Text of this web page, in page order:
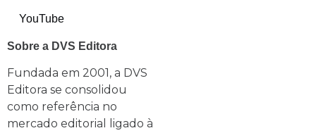
YouTube
Sobre a DVS Editora
Fundada em 2001, a DVS
Editora se consolidou
como referência no
mercado editorial ligado à